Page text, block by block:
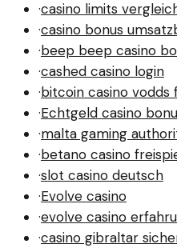
·casino limits
·casino bonus
·beep beep casino
·cashed casino login
·bitcoin casino vodds
·Echtgeld casino
·malta gaming
·betano casino
·slot casino deutsch
·Evolve casino
·evolve casino
·casino gibraltar